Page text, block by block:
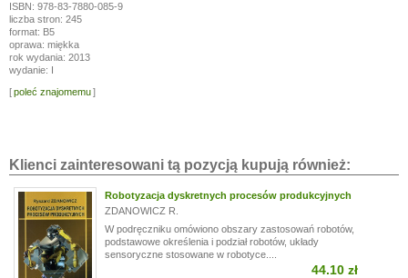
ISBN: 978-83-7880-085-9
liczba stron: 245
format: B5
oprawa: miękka
rok wydania: 2013
wydanie: I
[poleć znajomemu]
Klienci zainteresowani tą pozycją kupują również:
Robotyzacja dyskretnych procesów produkcyjnych
ZDANOWICZ R.
W podręczniku omówiono obszary zastosowań robotów,
podstawowe określenia i podział robotów, układy
sensoryczne stosowane w robotyce....
44.10 zł